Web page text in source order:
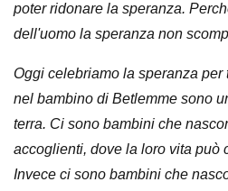
poter ridonare la speranza.
dell'uomo la speranza non
Oggi celebriamo la speranza
nel bambino di Betlemme sono
terra. Ci sono bambini che
accoglienti, dove la loro vita può
Invece ci sono bambini che